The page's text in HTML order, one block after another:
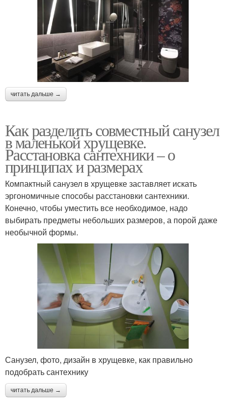
читать дальше →
Как разделить совместный санузел
в маленькой хрущевке.
Расстановка сантехники – о
принципах и размерах
Компактный санузел в хрущевке заставляет искать
эргономичные способы расстановки сантехники.
Конечно, чтобы уместить все необходимое, надо
выбирать предметы небольших размеров, а порой даже
необычной формы.
Санузел, фото, дизайн в хрущевке, как правильно
подобрать сантехнику
читать дальше →